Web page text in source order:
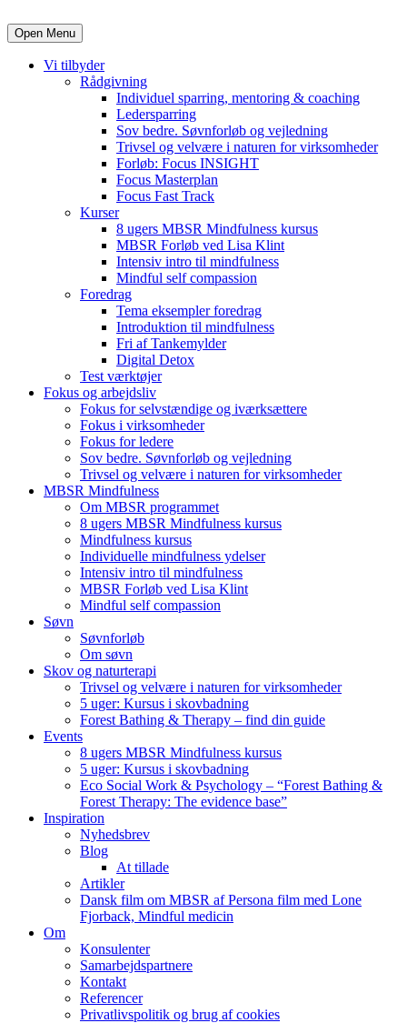
Open Menu
Vi tilbyder
Rådgivning
Individuel sparring, mentoring & coaching
Ledersparring
Sov bedre. Søvnforløb og vejledning
Trivsel og velvære i naturen for virksomheder
Forløb: Focus INSIGHT
Focus Masterplan
Focus Fast Track
Kurser
8 ugers MBSR Mindfulness kursus
MBSR Forløb ved Lisa Klint
Intensiv intro til mindfulness
Mindful self compassion
Foredrag
Tema eksempler foredrag
Introduktion til mindfulness
Fri af Tankemylder
Digital Detox
Test værktøjer
Fokus og arbejdsliv
Fokus for selvstændige og iværksættere
Fokus i virksomheder
Fokus for ledere
Sov bedre. Søvnforløb og vejledning
Trivsel og velvære i naturen for virksomheder
MBSR Mindfulness
Om MBSR programmet
8 ugers MBSR Mindfulness kursus
Mindfulness kursus
Individuelle mindfulness ydelser
Intensiv intro til mindfulness
MBSR Forløb ved Lisa Klint
Mindful self compassion
Søvn
Søvnforløb
Om søvn
Skov og naturterapi
Trivsel og velvære i naturen for virksomheder
5 uger: Kursus i skovbadning
Forest Bathing & Therapy – find din guide
Events
8 ugers MBSR Mindfulness kursus
5 uger: Kursus i skovbadning
Eco Social Work & Psychology – “Forest Bathing &
Forest Therapy: The evidence base”
Inspiration
Nyhedsbrev
Blog
At tillade
Artikler
Dansk film om MBSR af Persona film med Lone
Fjorback, Mindful medicin
Om
Konsulenter
Samarbejdspartnere
Kontakt
Referencer
Privatlivspolitik og brug af cookies